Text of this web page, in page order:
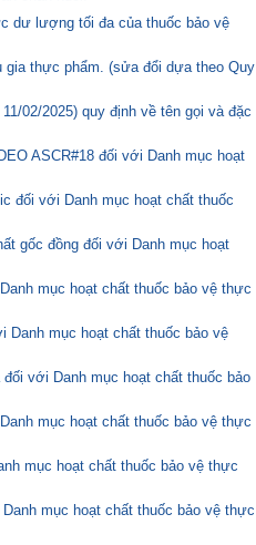
dư lượng tối đa của thuốc bảo vệ
gia thực phẩm. (sửa đổi dựa theo Quy
02/2025) quy định về tên gọi và đặc
ASCR#18 đối với Danh mục hoạt
đối với Danh mục hoạt chất thuốc
gốc đồng đối với Danh mục hoạt
mục hoạt chất thuốc bảo vệ thực
Danh mục hoạt chất thuốc bảo vệ
với Danh mục hoạt chất thuốc bảo
mục hoạt chất thuốc bảo vệ thực
mục hoạt chất thuốc bảo vệ thực
mục hoạt chất thuốc bảo vệ thực